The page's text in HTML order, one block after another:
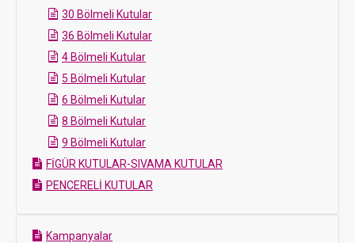
30 Bölmeli Kutular
36 Bölmeli Kutular
4 Bölmeli Kutular
5 Bölmeli Kutular
6 Bölmeli Kutular
8 Bölmeli Kutular
9 Bölmeli Kutular
FİGÜR KUTULAR-SIVAMA KUTULAR
PENCERELİ KUTULAR
Kampanyalar